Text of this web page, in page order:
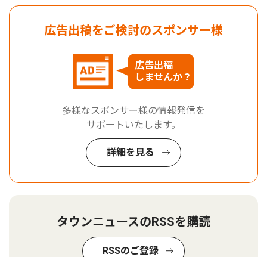
広告出稿をご検討のスポンサー様
広告出稿
しませんか？
多様なスポンサー様の情報発信を
サポートいたします。
詳細を見る
タウンニュースのRSSを購読
RSSのご登録